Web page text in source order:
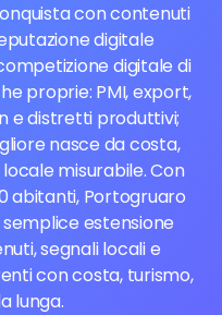
con contenuti
digitale
digitale di
proprie: PMI, export,
e distretti produttivi;
nasce da costa,
misurabile. Con
abitanti, Portogruaro
estensione
segnali locali e
con costa, turismo,
lunga.